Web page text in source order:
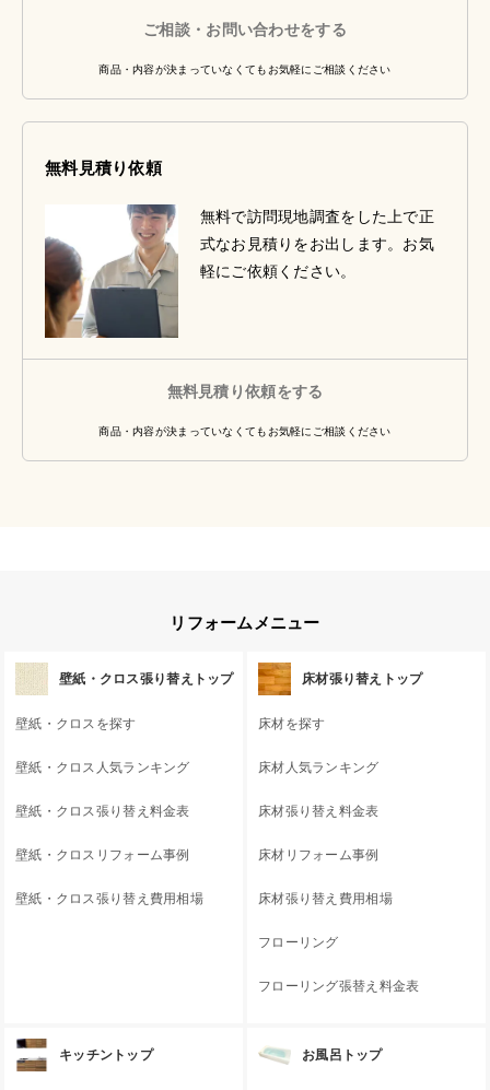
ご相談・お問い合わせをする
商品・内容が決まっていなくてもお気軽にご相談ください
無料見積り依頼
無料で訪問現地調査をした上で正
式なお見積りをお出します。お気
軽にご依頼ください。
無料見積り依頼をする
商品・内容が決まっていなくてもお気軽にご相談ください
リフォームメニュー
壁紙・クロス張り替えトップ
壁紙・クロスを探す
壁紙・クロス人気ランキング
壁紙・クロス張り替え料金表
壁紙・クロスリフォーム事例
壁紙・クロス張り替え費用相場
床材張り替えトップ
床材を探す
床材人気ランキング
床材張り替え料金表
床材リフォーム事例
床材張り替え費用相場
フローリング
フローリング張替え料金表
キッチントップ お風呂トップ